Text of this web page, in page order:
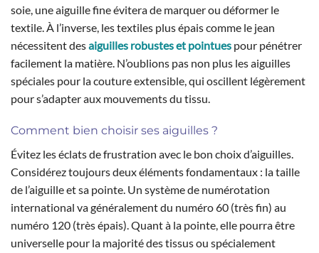
soie, une aiguille fine évitera de marquer ou déformer le
textile. À l’inverse, les textiles plus épais comme le jean
nécessitent desaiguilles robustes et pointues pour pénétrer
facilement la matière. N’oublions pas non plus les aiguilles
spéciales pour la couture extensible, qui oscillent légèrement
pour s’adapter aux mouvements du tissu.
Comment bien choisir ses aiguilles ?
Évitez les éclats de frustration avec le bon choix d’aiguilles.
Considérez toujours deux éléments fondamentaux : la taille
de l’aiguille et sa pointe. Un système de numérotation
international va généralement du numéro 60 (très fin) au
numéro 120 (très épais). Quant à la pointe, elle pourra être
universelle pour la majorité des tissus ou spécialement